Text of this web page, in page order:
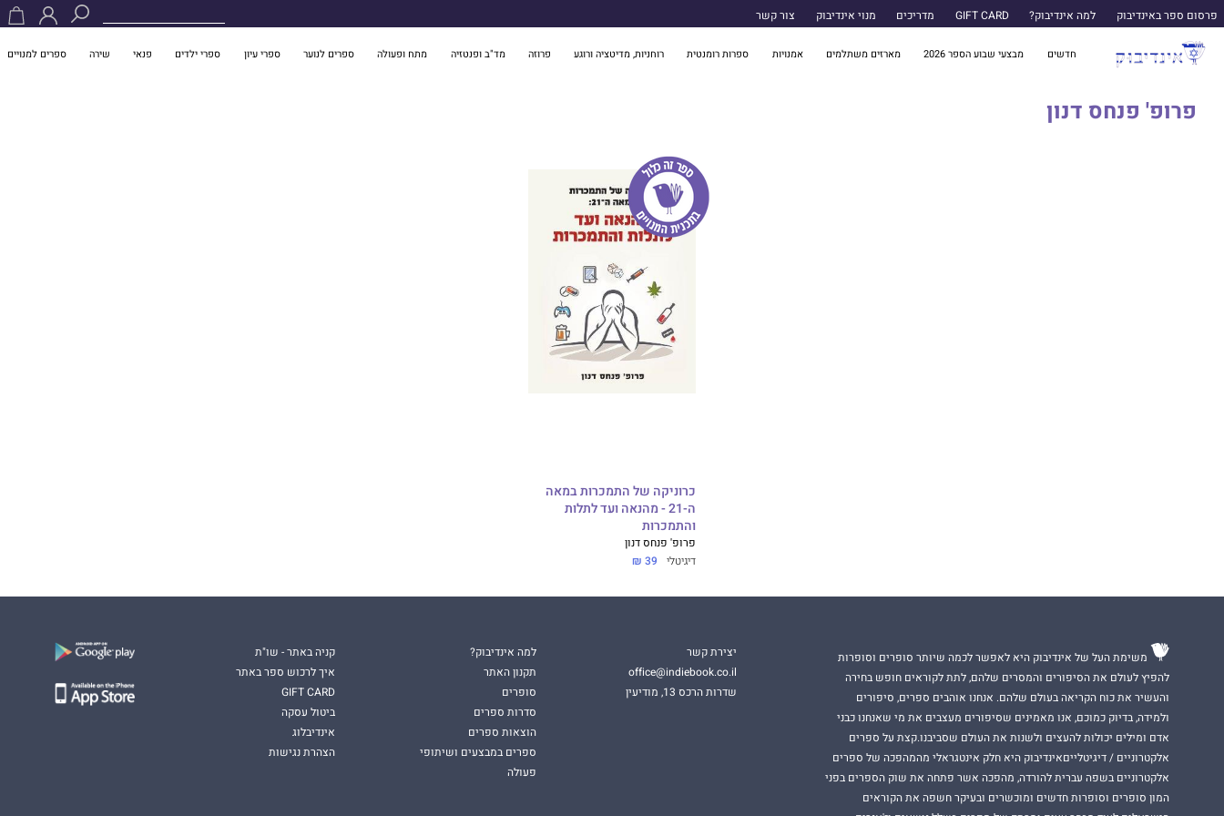
פרסום ספר באינדיבוק למה אינדיבוק? GIFT CARD מדריכים מנוי אינדיבוק צור קשר
חדשים מבצעי שבוע הספר 2026 מארזים משתלמים אמנויות ספרות רומנטית רוחניות, מדיטציה ורוגע פרוזה מד"ב ופנטזיה מתח ופעולה ספרים לנוער ספרי עיון ספרי ילדים פנאי שירה ספרים למנויים
פרופ' פנחס דנון
כרוניקה של התמכרות במאה
ה-21 - מהנאה ועד לתלות
והתמכרות
פרופ' פנחס דנון
דיגיטלי 39 ₪
משימת העל של אינדיבוק היא לאפשר לכמה שיותר סופרים וסופרות
להפיץ לעולם את הסיפורים והמסרים שלהם, לתת לקוראים חופש בחירה
והעשיר את כוח הקריאה בעולם שלהם. אנחנו אוהבים ספרים, סיפורים
ולמידה, בדיוק כמוכם, אנו מאמינים שסיפורים מעצבים את מי שאנחנו כבני
אדם ומילים יכולות להעצים ולשנות את העולם שסביבנו.קצת על ספרים
אלקטרוניים / דיגיטלייםאינדיבוק היא חלק אינטגראלי מהמהפכה של ספרים
אלקטרוניים בשפה עברית להורדה, מהפכה אשר פתחה את שוק הספרים בפני
המון סופרים וסופרות חדשים ומוכשרים ובעיקר חשפה את הקוראים
יצירת קשר
office@indiebook.co.il
שדרות הרכס 13, מודיעין
למה אינדיבוק?
תקנון האתר
סופרים
סדרות ספרים
הוצאות ספרים
ספרים במבצעים ושיתופי
פעולה
קניה באתר - שו"ת
איך לרכוש ספר באתר
GIFT CARD
ביטול עסקה
אינדיבלוג
הצהרת נגישות